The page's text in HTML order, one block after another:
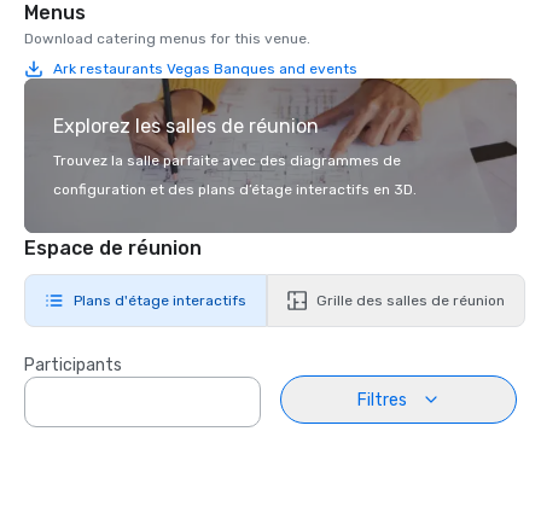
Menus
Download catering menus for this venue.
Ark restaurants Vegas Banques and events
Explorez les salles de réunion
Trouvez la salle parfaite avec des diagrammes de
configuration et des plans d’étage interactifs en 3D.
Espace de réunion
Plans d'étage interactifs Grille des salles de réunion
Participants
Filtres